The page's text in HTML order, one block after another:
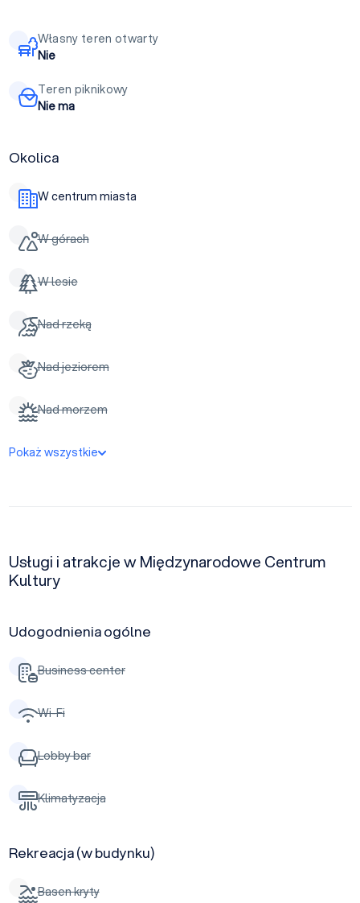
Własny teren otwarty
Nie
Teren piknikowy
Nie ma
Okolica
W centrum miasta
W górach
W lesie
Nad rzeką
Nad jeziorem
Nad morzem
Pokaż wszystkie
Usługi i atrakcje w Międzynarodowe Centrum
Kultury
Udogodnienia ogólne
Business center
Wi-Fi
Lobby bar
Klimatyzacja
Rekreacja (w budynku)
Basen kryty